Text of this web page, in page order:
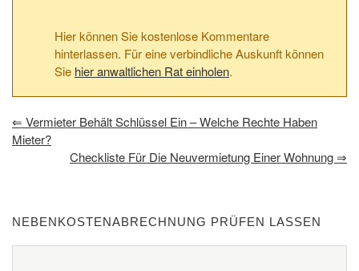
Hier können Sie kostenlose Kommentare
hinterlassen. Für eine verbindliche Auskunft können
Sie hier anwaltlichen Rat einholen.
⇐ Vermieter Behält Schlüssel Ein – Welche Rechte Haben
Mieter?
Checkliste Für Die Neuvermietung Einer Wohnung⇒
NEBENKOSTENABRECHNUNG PRÜFEN LASSEN